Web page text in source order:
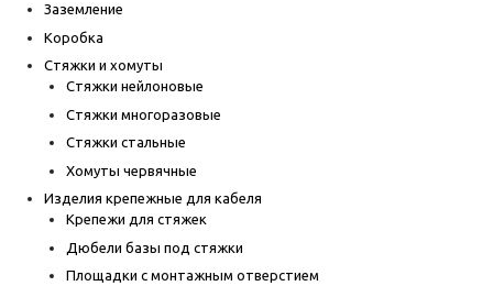
Заземление
Коробка
Стяжки и хомуты
Стяжки нейлоновые
Стяжки многоразовые
Стяжки стальные
Хомуты червячные
Изделия крепежные для кабеля
Крепежи для стяжек
Дюбели базы под стяжки
Площадки с монтажным отверстием